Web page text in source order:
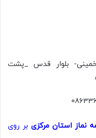
بلوار قدس _پشت
نماز استان مرکزی بر روی